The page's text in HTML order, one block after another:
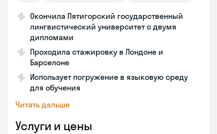
Окончила Пятигорский государственный
лингвистический университет с двумя
дипломами
Проходила стажировку в Лондоне и
Барселоне
Использует погружение в языковую среду
для обучения
Читать дальше
Услуги и цены